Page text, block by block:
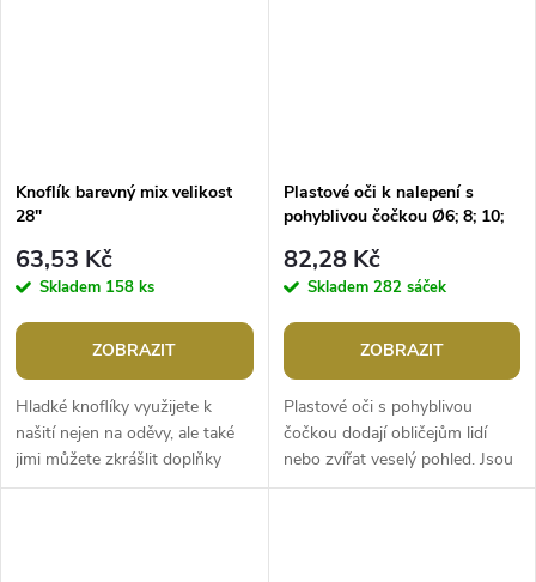
Knoflík barevný mix velikost
28"
63,53 Kč
Skladem 158 ks
ZOBRAZIT
Hladké knoflíky využijete k
našití nejen na oděvy, ale také
jimi můžete zkrášlit doplňky
jako jsou klobouky, rukavice,
Plastové oči k nalepení s
pohyblivou čočkou Ø6; 8; 10;
82,28 Kč
Skladem 282 sáček
ZOBRAZIT
Plastové oči s pohyblivou
čočkou dodají obličejům lidí
nebo zvířat veselý pohled. Jsou
pomyslnou tečkou vašeho